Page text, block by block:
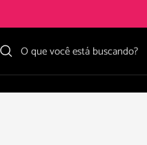
para
o
conteúdo